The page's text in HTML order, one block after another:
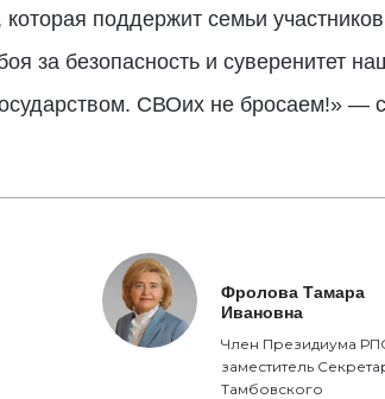
поддержит семьи
за безопасность и суверенитет
СВОих не бросаем!» —
Фролова Тамара
Ивановна
Член Президиума
заместитель
Тамбовского